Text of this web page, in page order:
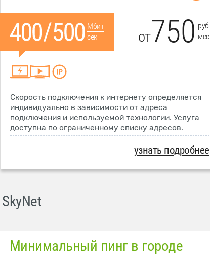
Мбит
сек
от750 руб
мес
Скорость подключения к интернету определяется
индивидуально в зависимости от адреса
подключения и используемой технологии. Услуга
доступна по ограниченному списку адресов.
узнать подробнее
Минимальный пинг в городе